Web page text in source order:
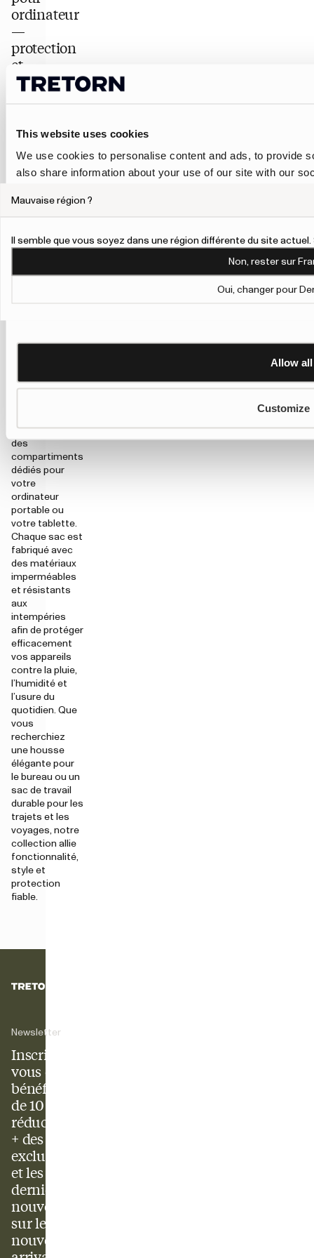
This website uses cookies
We use cookies to personalise content and ads, to provide
also share information about your use of our site with our
their services.
To give users more control over their data and ad
Learn more about Google’s Personalisation and
Allow all
Customize
ordinateur
—
protection
et
style
au
Gardez votre
en sécurité
avec style
sacs et
imperméables.
dos et des
conçus avec
des
compartiments
dédiés pour
votre
ordinateur
portable ou
votre tablette.
Chaque sac est
fabriqué avec
des matériaux
imperméables
et résistants
aux
intempéries
afin de protéger
efficacement
vos appareils
contre la pluie,
l’humidité et
l’usure du
quotidien. Que
vous
recherchiez
une housse
élégante pour
le bureau ou un
sac de travail
durable pour les
trajets et les
voyages, notre
collection allie
fonctionnalité,
style et
protection
fiable.
Newsletter
Inscrivez-
vous et
bénéficiez
de 10 % de
réduction
+ des offres
exclusives
et les
dernières
nouvelles
sur les
nouveaux
Mauvaise région ?
Il semble que vous soyez dans une région différente du site
Non, rester sur
Oui, changer pour